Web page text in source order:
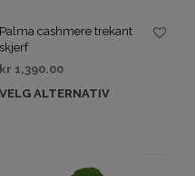
Palma cashmere trekant
skjerf
kr 1,390.00
VELG ALTERNATIV